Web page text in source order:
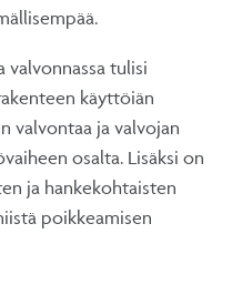
tulisi
käyttöiän
valvontaa ja valvojan
osalta. Lisäksi on
ja hankekohtaisten
poikkeamisen